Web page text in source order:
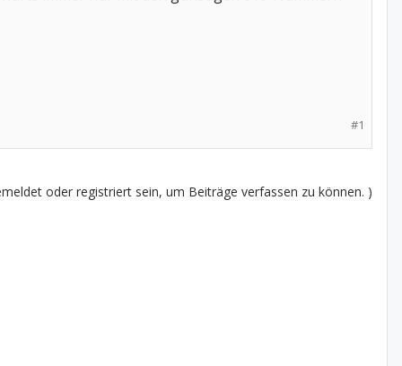
#1
oder registriert sein, um Beiträge verfassen zu können. )